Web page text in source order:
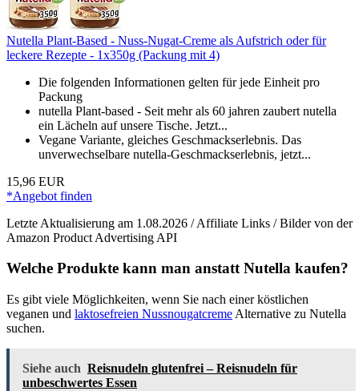
Nutella Plant-Based - Nuss-Nugat-Creme als Aufstrich oder für
leckere Rezepte - 1x350g (Packung mit 4)
Die folgenden Informationen gelten für jede Einheit pro
Packung
nutella Plant-based - Seit mehr als 60 jahren zaubert nutella
ein Lächeln auf unsere Tische. Jetzt...
Vegane Variante, gleiches Geschmackserlebnis. Das
unverwechselbare nutella-Geschmackserlebnis, jetzt...
15,96 EUR
*Angebot finden
Letzte Aktualisierung am 1.08.2026 / Affiliate Links / Bilder von der
Amazon Product Advertising API
Welche Produkte kann man anstatt Nutella kaufen?
Es gibt viele Möglichkeiten, wenn Sie nach einer köstlichen
veganen und laktosefreien Nussnougatcreme Alternative zu Nutella
suchen.
Siehe auch Reisnudeln glutenfrei – Reisnudeln für
unbeschwertes Essen